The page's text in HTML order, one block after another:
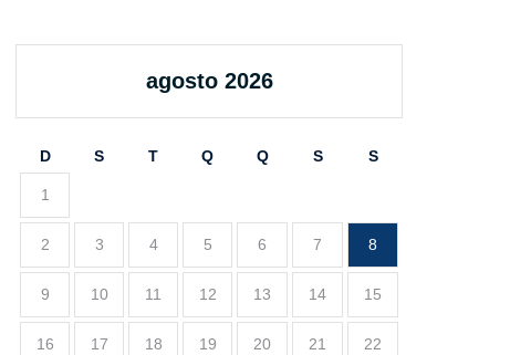
agosto 2026
D S T Q Q S S
1
2 3 4 5 6 7 8
9 10 11 12 13 14 15
16 17 18 19 20 21 22